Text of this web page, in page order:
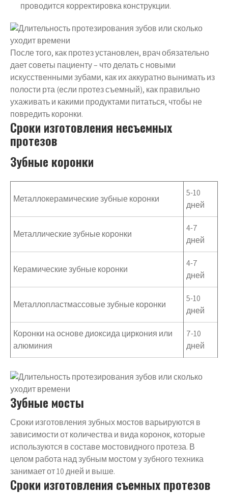
проводится корректировка конструкции.
После того, как протез установлен, врач обязательно
дает советы пациенту – что делать с новыми
искусственными зубами, как их аккуратно вынимать из
полости рта (если протез съемный), как правильно
ухаживать и какими продуктами питаться, чтобы не
повредить коронки.
Сроки изготовления несъемных
протезов
Зубные коронки
Металлокерамические зубные коронки
5-10
дней
Металлические зубные коронки
4-7
дней
Керамические зубные коронки
4-7
дней
Металлопластмассовые зубные коронки
5-10
дней
Коронки на основе диоксида циркония или
алюминия
7-10
дней
Зубные мосты
Сроки изготовления зубных мостов варьируются в
зависимости от количества и вида коронок, которые
используются в составе мостовидного протеза. В
целом работа над зубным мостом у зубного техника
занимает от 10 дней и выше.
Сроки изготовления съемных протезов